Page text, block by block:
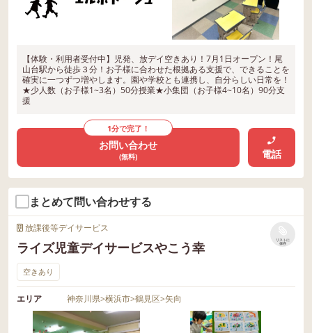
【体験・利用者受付中】児発、放デイ空きあり！7月1日オープン！尾
山台駅から徒歩３分！お子様に合わせた根拠ある支援で、できることを
確実に一つずつ増やします。園や学校とも連携し、自分らしい日常を！
★少人数（お子様1~3名）50分授業★小集団（お子様4~10名）90分支
援
1分で完了！
お問い合わせ
(無料) 電話
まとめて問い合わせする
放課後等デイサービス
ライズ児童デイサービスやこう幸
リストに
保存
空きあり
エリア 神奈川県>横浜市>鶴見区>矢向